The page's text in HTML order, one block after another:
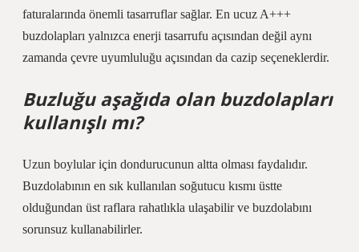
faturalarında önemli tasarruflar sağlar. En ucuz A+++
buzdolapları yalnızca enerji tasarrufu açısından değil aynı
zamanda çevre uyumluluğu açısından da cazip seçeneklerdir.
Buzluğu aşağıda olan buzdolapları
kullanışlı mı?
Uzun boylular için dondurucunun altta olması faydalıdır.
Buzdolabının en sık kullanılan soğutucu kısmı üstte
olduğundan üst raflara rahatlıkla ulaşabilir ve buzdolabını
sorunsuz kullanabilirler.